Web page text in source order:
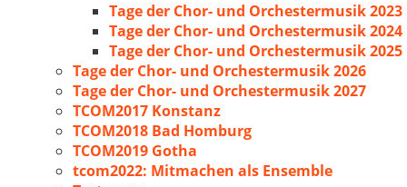
Tage der Chor- und Orchestermusik 2023
Tage der Chor- und Orchestermusik 2024
Tage der Chor- und Orchestermusik 2025
Tage der Chor- und Orchestermusik 2026
Tage der Chor- und Orchestermusik 2027
TCOM2017 Konstanz
TCOM2018 Bad Homburg
TCOM2019 Gotha
tcom2022: Mitmachen als Ensemble